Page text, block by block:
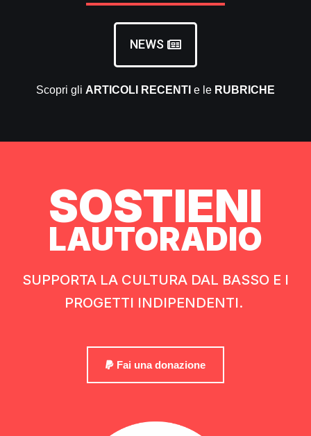
NEWS
Scopri gli ARTICOLI RECENTI e le RUBRICHE
SOSTIENI
LAUTORADIO
SUPPORTA LA CULTURA DAL BASSO E I
PROGETTI INDIPENDENTI.
Fai una donazione